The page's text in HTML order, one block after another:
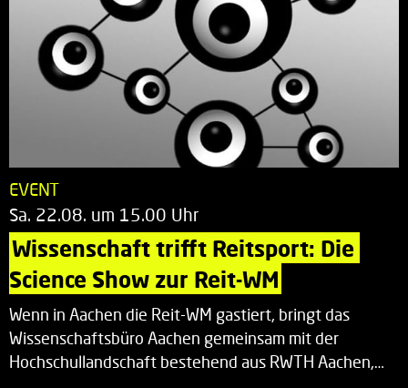
EVENT
Sa. 22.08. um 15.00 Uhr
Wissenschaft trifft Reitsport: Die
Science Show zur Reit-WM
Wenn in Aachen die Reit-WM gastiert, bringt das
Wissenschaftsbüro Aachen gemeinsam mit der
Hochschullandschaft bestehend aus RWTH Aachen,…